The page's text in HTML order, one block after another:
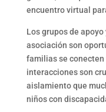
encuentro virtual
Los grupos de
asociación son
familias se conecten
interacciones son
aislamiento que
niños con